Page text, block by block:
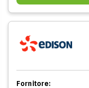
Fornitore: